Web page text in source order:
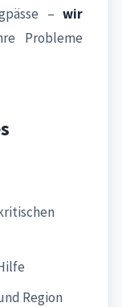
– wir
Probleme
Region